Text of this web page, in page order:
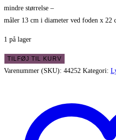
mindre størrelse –
måler 13 cm i diameter ved foden x 22
1 på lager
Smuk
massiv
TILFØJ TIL KURV
Varenummer (SKU): 44252 Kategori: